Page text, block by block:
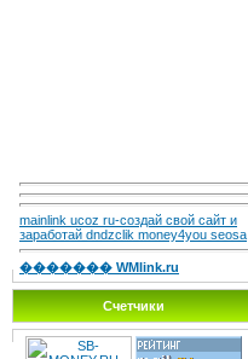
mainlink ucoz ru-создай свой сайт и
заработай dndzclik money4you seosa
������� WMlink.ru
Счетчики